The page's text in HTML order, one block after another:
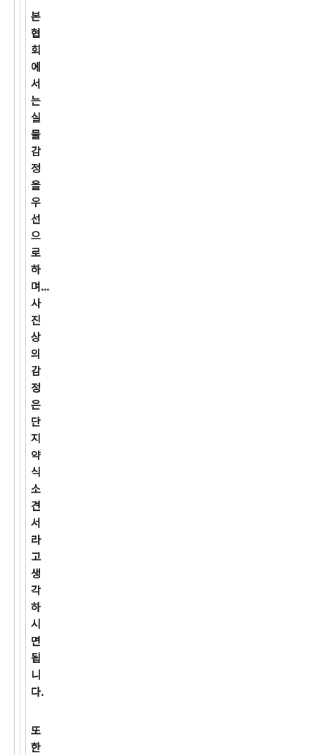
본
협
회
에
서
는
실
물
감
정
을
우
선
으
로
하
며...
사
진
상
의
감
정
은
단
지
약
식
소
견
서
라
고
생
각
하
시
면
됩
니
다.
또
한